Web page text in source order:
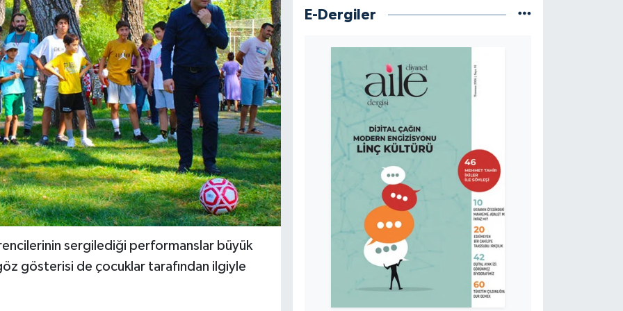
sergilediği performanslar büyük
gösterisi de çocuklar tarafından ilgiyle
E-Dergiler